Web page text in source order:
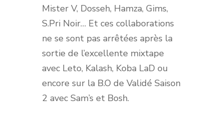
Mister V, Dosseh, Hamza, Gims,
S.Pri Noir… Et ces collaborations
ne se sont pas arrêtées après la
sortie de l’excellente mixtape
avec Leto, Kalash, Koba LaD ou
encore sur la B.O de Validé Saison
2 avec Sam’s et Bosh.